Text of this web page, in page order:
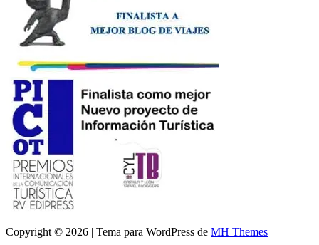
Copyright © 2026 | Tema para WordPress de MH Themes